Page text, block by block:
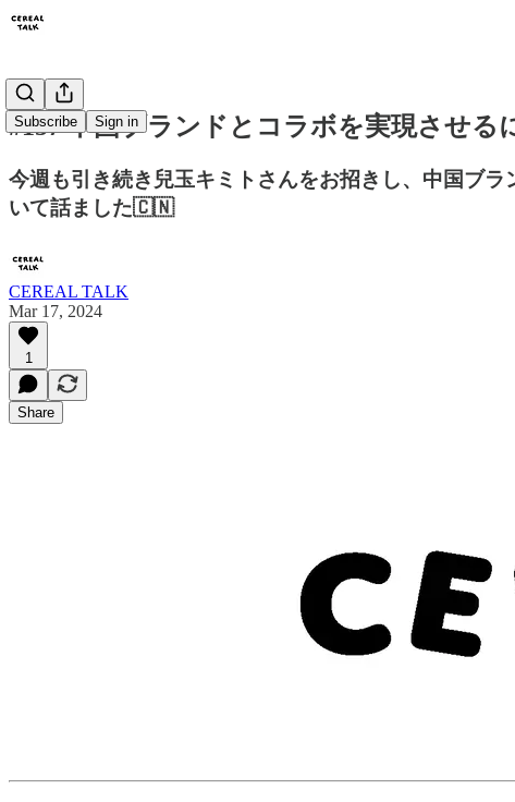
Subscribe Sign in
#157 中国ブランドとコラボを実現させ
今週も引き続き兒玉キミトさんをお招きし、中国ブ
いて話ました🇨🇳
CEREAL TALK
Mar 17, 2024
1
Share